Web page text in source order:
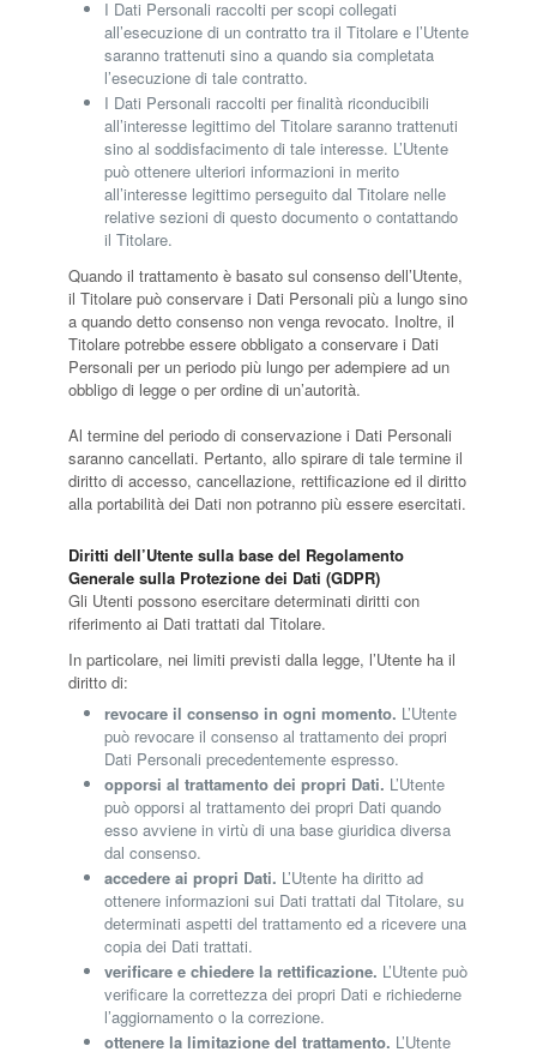
I Dati Personali raccolti per scopi collegati
all’esecuzione di un contratto tra il Titolare e l’Utente
saranno trattenuti sino a quando sia completata
l’esecuzione di tale contratto.
I Dati Personali raccolti per finalità riconducibili
all’interesse legittimo del Titolare saranno trattenuti
sino al soddisfacimento di tale interesse. L’Utente
può ottenere ulteriori informazioni in merito
all’interesse legittimo perseguito dal Titolare nelle
relative sezioni di questo documento o contattando
il Titolare.
Quando il trattamento è basato sul consenso dell’Utente,
il Titolare può conservare i Dati Personali più a lungo sino
a quando detto consenso non venga revocato. Inoltre, il
Titolare potrebbe essere obbligato a conservare i Dati
Personali per un periodo più lungo per adempiere ad un
obbligo di legge o per ordine di un’autorità.
Al termine del periodo di conservazione i Dati Personali
saranno cancellati. Pertanto, allo spirare di tale termine il
diritto di accesso, cancellazione, rettificazione ed il diritto
alla portabilità dei Dati non potranno più essere esercitati.
Diritti dell’Utente sulla base del Regolamento
Generale sulla Protezione dei Dati (GDPR)
Gli Utenti possono esercitare determinati diritti con
riferimento ai Dati trattati dal Titolare.
In particolare, nei limiti previsti dalla legge, l’Utente ha il
diritto di:
revocare il consenso in ogni momento. L’Utente
può revocare il consenso al trattamento dei propri
Dati Personali precedentemente espresso.
opporsi al trattamento dei propri Dati. L’Utente
può opporsi al trattamento dei propri Dati quando
esso avviene in virtù di una base giuridica diversa
dal consenso.
accedere ai propri Dati. L’Utente ha diritto ad
ottenere informazioni sui Dati trattati dal Titolare, su
determinati aspetti del trattamento ed a ricevere una
copia dei Dati trattati.
verificare e chiedere la rettificazione. L’Utente può
verificare la correttezza dei propri Dati e richiederne
l’aggiornamento o la correzione.
ottenere la limitazione del trattamento. L’Utente